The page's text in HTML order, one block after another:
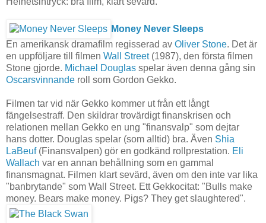
Money Never Sleeps
En amerikansk dramafilm regisserad av Oliver Stone. Det är
en uppföljare till filmen Wall Street(1987), den första filmen
Stone gjorde. Michael Douglas spelar även denna gång sin
Oscarsvinnande roll som Gordon Gekko.
Filmen tar vid när Gekko kommer ut från ett långt
fängelsestraff. Den skildrar trovärdigt finanskrisen och
relationen mellan Gekko en ung "finansvalp" som dejtar
hans dotter. Douglas spelar (som alltid) bra. Även Shia
LaBeuf (Finansvalpen) gör en godkänd rollprestation. Eli
Wallach var en annan behållning som en gammal
finansmagnat. Filmen klart sevärd, även om den inte var lika
"banbrytande" som Wall Street. Ett Gekkocitat: "Bulls make
money. Bears make money. Pigs? They get slaughtered".